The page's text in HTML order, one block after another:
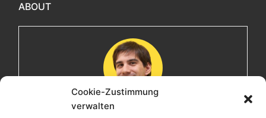
Cookie-Zustimmung
verwalten
ABOUT